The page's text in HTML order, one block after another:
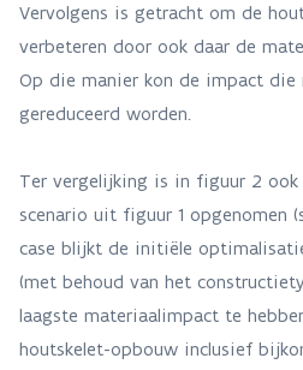
Vervolgens is getracht om de
verbeteren door ook daar de
Op die manier kon de impact die
gereduceerd worden.
Ter vergelijking is in figuur 2
scenario uit figuur 1 opgenomen
case blijkt de initiële
(met behoud van het
laagste materiaalimpact te
houtskelet-opbouw inclusief